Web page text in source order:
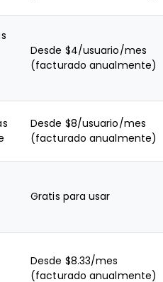
Desde $4/usuario/mes
(facturado anualmente)
Desde $8/usuario/mes
(facturado anualmente)
Gratis para usar
Desde $8.33/mes
(facturado anualmente)